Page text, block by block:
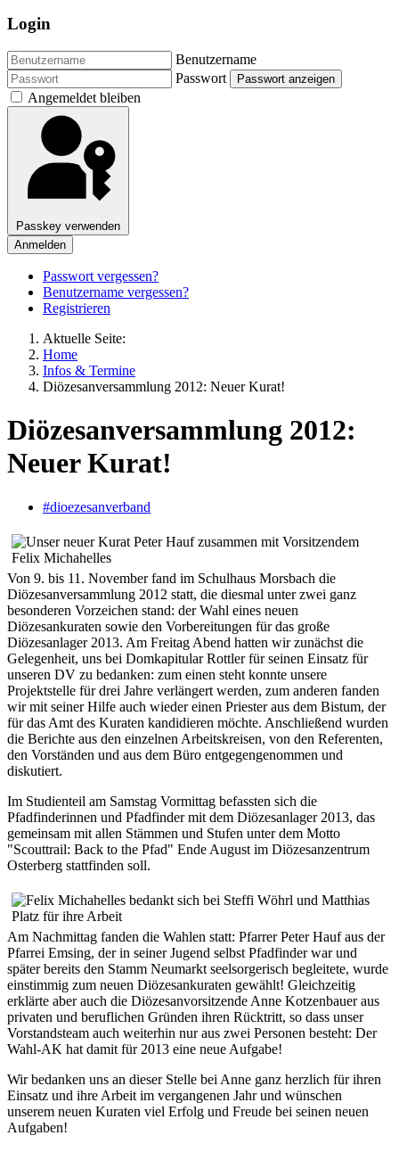
Login
Benutzername
Passwort
Passwort anzeigen
Angemeldet bleiben
Passkey verwenden
Anmelden
Passwort vergessen?
Benutzername vergessen?
Registrieren
Aktuelle Seite:
Home
Infos & Termine
Diözesanversammlung 2012: Neuer Kurat!
Diözesanversammlung 2012:
Neuer Kurat!
#dioezesanverband
Von 9. bis 11. November fand im Schulhaus Morsbach die
Diözesanversammlung 2012 statt, die diesmal unter zwei ganz
besonderen Vorzeichen stand: der Wahl eines neuen
Diözesankuraten sowie den Vorbereitungen für das große
Diözesanlager 2013. Am Freitag Abend hatten wir zunächst die
Gelegenheit, uns bei Domkapitular Rottler für seinen Einsatz für
unseren DV zu bedanken: zum einen steht konnte unsere
Projektstelle für drei Jahre verlängert werden, zum anderen fanden
wir mit seiner Hilfe auch wieder einen Priester aus dem Bistum, der
für das Amt des Kuraten kandidieren möchte. Anschließend wurden
die Berichte aus den einzelnen Arbeitskreisen, von den Referenten,
den Vorständen und aus dem Büro entgegengenommen und
diskutiert.
Im Studienteil am Samstag Vormittag befassten sich die
Pfadfinderinnen und Pfadfinder mit dem Diözesanlager 2013, das
gemeinsam mit allen Stämmen und Stufen unter dem Motto
"Scouttrail: Back to the Pfad" Ende August im Diözesanzentrum
Osterberg stattfinden soll.
Am Nachmittag fanden die Wahlen statt: Pfarrer Peter Hauf aus der
Pfarrei Emsing, der in seiner Jugend selbst Pfadfinder war und
später bereits den Stamm Neumarkt seelsorgerisch begleitete, wurde
einstimmig zum neuen Diözesankuraten gewählt! Gleichzeitig
erklärte aber auch die Diözesanvorsitzende Anne Kotzenbauer aus
privaten und beruflichen Gründen ihren Rücktritt, so dass unser
Vorstandsteam auch weiterhin nur aus zwei Personen besteht: Der
Wahl-AK hat damit für 2013 eine neue Aufgabe!
Wir bedanken uns an dieser Stelle bei Anne ganz herzlich für ihren
Einsatz und ihre Arbeit im vergangenen Jahr und wünschen
unserem neuen Kuraten viel Erfolg und Freude bei seinen neuen
Aufgaben!